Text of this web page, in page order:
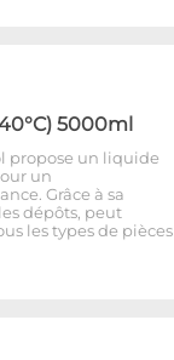
5000ml
propose un liquide
un
Grâce à sa
dépôts, peut
les types de pièces